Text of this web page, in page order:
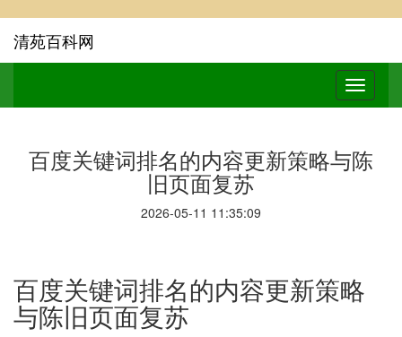
清苑百科网
百度关键词排名的内容更新策略与陈
旧页面复苏
2026-05-11 11:35:09
百度关键词排名的内容更新策略
与陈旧页面复苏